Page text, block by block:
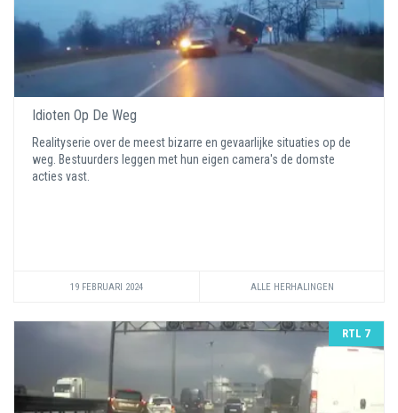
Idioten Op De Weg
Realityserie over de meest bizarre en gevaarlijke situaties op de
weg. Bestuurders leggen met hun eigen camera's de domste
acties vast.
19 FEBRUARI 2024 ALLE HERHALINGEN
RTL 7